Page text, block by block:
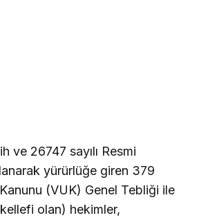
ve 26747 sayılı Resmi
yürürlüğe giren 379
Kanunu (VUK) Genel Tebliği ile
olan) hekimler,